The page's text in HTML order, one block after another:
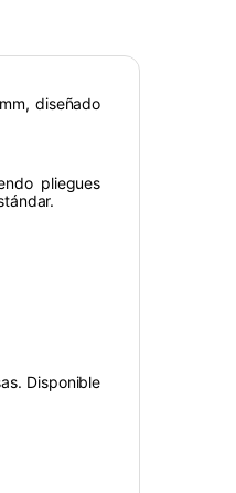
diseñado
pliegues
Disponible